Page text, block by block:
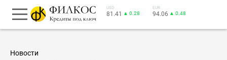
USD
81.41 ▲ 0.28
EUR
94.06 ▲ 0.48
Новости